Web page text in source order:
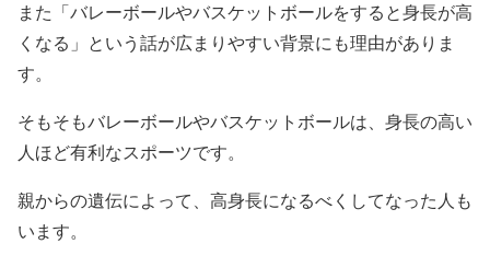
また「バレーボールやバスケットボールをすると身長が高
くなる」という話が広まりやすい背景にも理由がありま
す。
そもそもバレーボールやバスケットボールは、身長の高い
人ほど有利なスポーツです。
親からの遺伝によって、高身長になるべくしてなった人も
います。